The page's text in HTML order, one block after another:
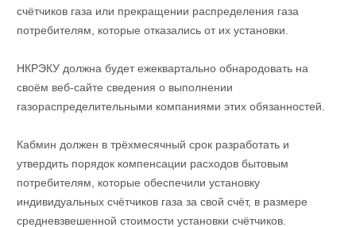
счётчиков газа или прекращении распределения газа
потребителям, которые отказались от их установки.
НКРЭКУ должна будет ежеквартально обнародовать на
своём веб-сайте сведения о выполнении
газораспределительными компаниями этих обязанностей.
Кабмин должен в трёхмесячный срок разработать и
утвердить порядок компенсации расходов бытовым
потребителям, которые обеспечили установку
индивидуальных счётчиков газа за свой счёт, в размере
средневзвешенной стоимости установки счётчиков.